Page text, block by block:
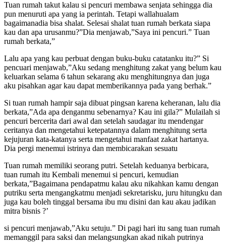
Tuan rumah takut kalau si pencuri membawa senjata sehingga dia
pun menuruti apa yang ia perintah. Tetapi wallahualam
bagaimanadia bisa shalat. Selesai shalat tuan rumah berkata siapa
kau dan apa urusanmu?”Dia menjawab,”Saya ini pencuri.” Tuan
rumah berkata,”
Lalu apa yang kau perbuat dengan buku-buku catatanku itu?” Si
pencuari menjawab,”Aku sedang menghitung zakat yang belum kau
keluarkan selama 6 tahun sekarang aku menghitungnya dan juga
aku pisahkan agar kau dapat memberikannya pada yang berhak.”
Si tuan rumah hampir saja dibuat pingsan karena keheranan, lalu dia
berkata,”Ada apa denganmu sebenarnya? Kau ini gila?” Mulailah si
pencuri bercerita dari awal dan setelah saudagar itu mendengar
ceritanya dan mengetahui ketepatannya dalam menghitung serta
kejujuran kata-katanya serta mengetahui manfaat zakat hartanya.
Dia pergi menemui istrinya dan membicarakan sesuatu
Tuan rumah memiliki seorang putri. Setelah keduanya berbicara,
tuan rumah itu Kembali menemui si pencuri, kemudian
berkata,”Bagaimana pendapatmu kalau aku nikahkan kamu dengan
putriku serta mengangkatmu menjadi sekretarisku, juru hitungku dan
juga kau boleh tinggal bersama ibu mu disini dan kau akau jadikan
mitra bisnis ?’
si pencuri menjawab,”Aku setuju.” Di pagi hari itu sang tuan rumah
memanggil para saksi dan melangsungkan akad nikah putrinya